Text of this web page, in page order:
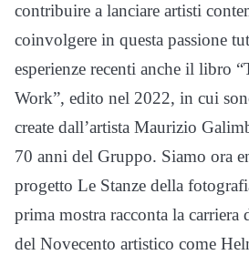
contribuire a lanciare artisti
coinvolgere in questa passione
esperienze recenti anche il libro
Work”, edito nel 2022, in cui
create dall’artista Maurizio
70 anni del Gruppo. Siamo ora
progetto Le Stanze della
prima mostra racconta la carriera
del Novecento artistico come